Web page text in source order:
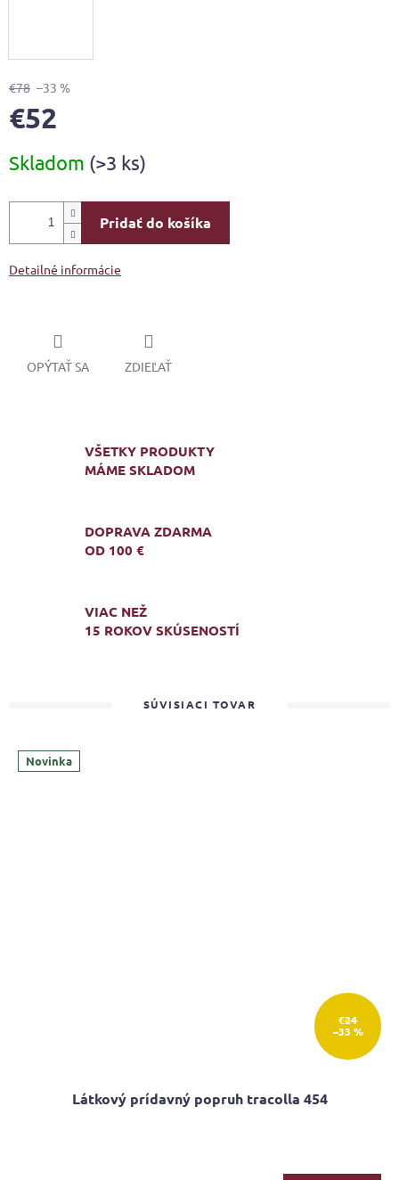
€78 –33 %
€52
cena:
Skladom (>3 ks)
Pridať do košíka
Detailné informácie
OPÝTAŤ SA ZDIEĽAŤ
VŠETKY PRODUKTY
MÁME SKLADOM
DOPRAVA ZDARMA
OD 100 €
VIAC NEŽ
15 ROKOV SKÚSENOSTÍ
SÚVISIACI TOVAR
Novinka
€24
–33 %
Látkový prídavný popruh tracolla 454